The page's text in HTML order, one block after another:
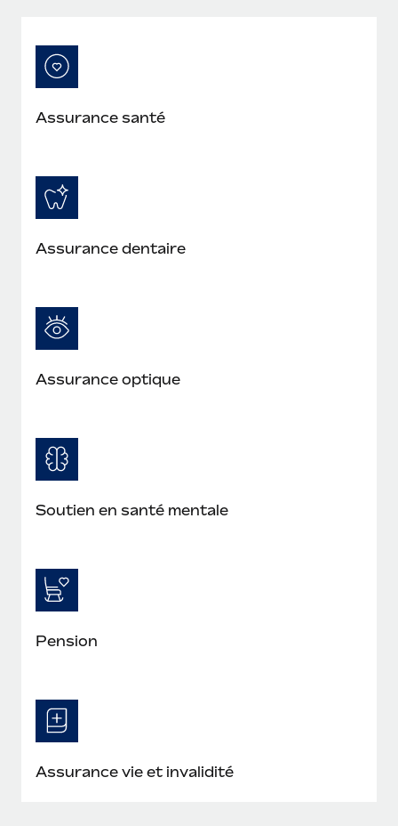
Assurance santé
Assurance dentaire
Assurance optique
Soutien en santé mentale
Pension
Assurance vie et invalidité